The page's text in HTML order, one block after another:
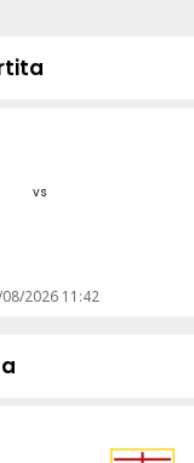
vs
2026 11:42